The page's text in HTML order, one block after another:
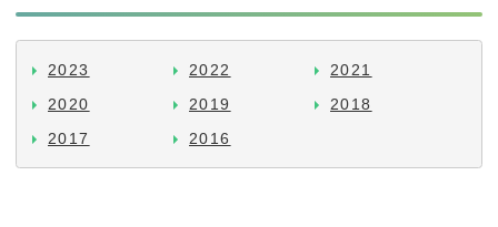
2023 2022
2021
2020
2019
2018
2017
2016